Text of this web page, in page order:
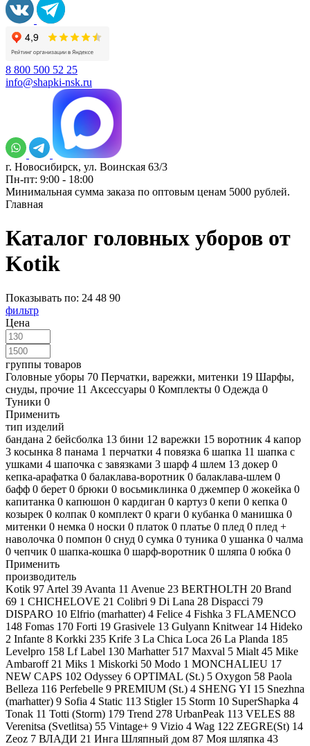
8 800 500 52 25
info@shapki-nsk.ru
г. Новосибирск, ул. Воинская 63/3
Пн-пт: 9:00 - 18:00
Минимальная сумма заказа по оптовым ценам 5000 рублей.
Главная
Каталог головных уборов от
Kotik
Показывать по: 24 48 90
фильтр
Цена
группы товаров
Головные уборы 70 Перчатки, варежки, митенки 19 Шарфы,
снуды, прочие 11 Аксессуары 0 Комплекты 0 Одежда 0
Туники 0
Применить
тип изделий
бандана 2 бейсболка 13 бини 12 варежки 15 воротник 4 капор
3 косынка 8 панама 1 перчатки 4 повязка 6 шапка 11 шапка с
ушками 4 шапочка с завязками 3 шарф 4 шлем 13 докер 0
кепка-арафатка 0 балаклава-воротник 0 балаклава-шлем 0
бафф 0 берет 0 брюки 0 восьмиклинка 0 джемпер 0 жокейка 0
капитанка 0 капюшон 0 кардиган 0 картуз 0 кепи 0 кепка 0
козырек 0 колпак 0 комплект 0 краги 0 кубанка 0 манишка 0
митенки 0 немка 0 носки 0 платок 0 платье 0 плед 0 плед +
наволочка 0 помпон 0 снуд 0 сумка 0 туника 0 ушанка 0 чалма
0 чепчик 0 шапка-кошка 0 шарф-воротник 0 шляпа 0 юбка 0
Применить
производитель
Kotik 97 Artel 39 Avanta 11 Avenue 23 BERTHOLTH 20 Brand
69 1 CHICHELOVE 21 Colibri 9 Di Lana 28 Dispacci 79
DISPARO 10 Elfrio (marhatter) 4 Felice 4 Fishka 3 FLAMENCO
148 Fomas 170 Forti 19 Grasivele 13 Gulyann Knitwear 14 Hideko
2 Infante 8 Korkki 235 Krife 3 La Chica Loca 26 La Planda 185
Levelpro 158 Lf Label 130 Marhatter 517 Maxval 5 Mialt 45 Mike
Ambaroff 21 Miks 1 Miskorki 50 Modo 1 MONCHALIEU 17
NEW CAPS 102 Odyssey 6 OPTIMAL (St.) 5 Oxygon 58 Paola
Belleza 116 Perfebelle 9 PREMIUM (St.) 4 SHENG YI 15 Snezhna
(marhatter) 9 Sofia 4 Static 113 Stigler 15 Storm 10 SuperShapka 4
Tonak 11 Totti (Storm) 179 Trend 278 UrbanPeak 113 VELES 88
Verenitsa (Svetlitsa) 55 Vintage+ 9 Vizio 4 Wag 122 ZEGRE(St) 14
Zeoz 7 ВЛАДИ 21 Инга Шляпный дом 87 Моя шляпка 43